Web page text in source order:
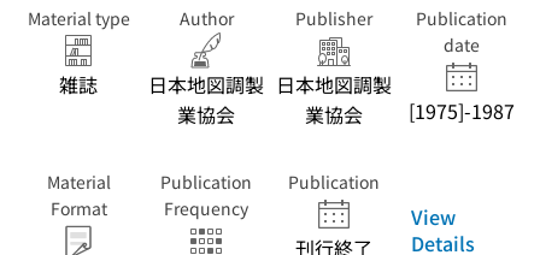
Material type
雑誌
Author
日本地図調製
業協会
Publisher
日本地図調製
業協会
Publication
date
[1975]-1987
Material
Format
Publication
Frequency
Publication
刊行終了
View
Details